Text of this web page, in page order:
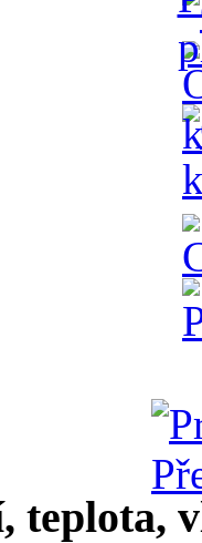
teplota,